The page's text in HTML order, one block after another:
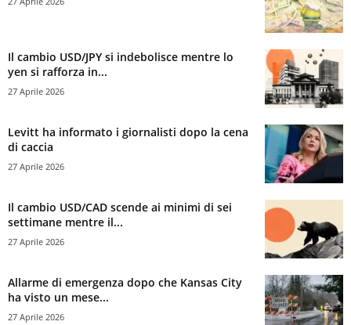
Il cambio USD/JPY si indebolisce mentre lo
yen si rafforza in...
27 Aprile 2026
Levitt ha informato i giornalisti dopo la cena
di caccia
27 Aprile 2026
Il cambio USD/CAD scende ai minimi di sei
settimane mentre il...
27 Aprile 2026
Allarme di emergenza dopo che Kansas City
ha visto un mese...
27 Aprile 2026